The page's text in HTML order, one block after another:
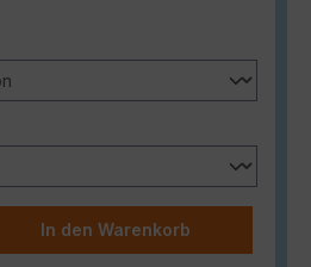
Gib den
In den Warenkorb